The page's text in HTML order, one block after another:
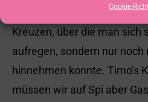
Cookie-
Hauptgrund dafür waren
Kreuzen, über die man sich
aufregen, sondern nur
hinnehmen konnte. Timo’s
müssen wir auf Spi aber